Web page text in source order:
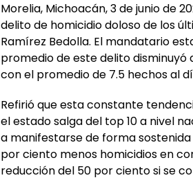
Morelia, Michoacán, 3 de junio de
delito de homicidio doloso de los
Ramírez Bedolla. El mandatario
promedio de este delito
con el promedio de 7.5 hechos al
Refirió que esta constante
el estado salga del top 10 a nivel
a manifestarse de forma
por ciento menos homicidios en
reducción del 50 por ciento si se